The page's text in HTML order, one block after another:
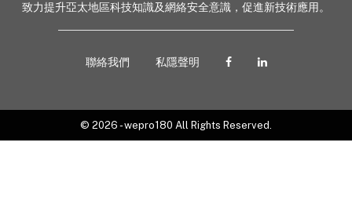
致力提升亞太地區科技知識及網絡安全意識，促進新技術應用。
聯絡我們 私隱聲明
© 2026 - wepro180 All Rights Reserved.